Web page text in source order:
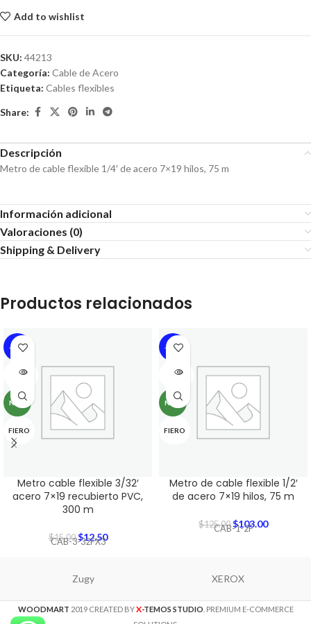
Add to wishlist
SKU: 44213
Categoría: Cable de Acero
Etiqueta: Cables flexibles
Share:
Descripción
Metro de cable flexible 1/4′ de acero 7×19 hilos, 75 m
Información adicional
Valoraciones (0)
Shipping & Delivery
Productos relacionados
-17%
SOLD
NEW
FIERO
Metro cable flexible 3/32′
acero 7×19 recubierto PVC,
300 m
$15.00 $12.50
CAB-3-32FX3
-18%
SOLD
NEW
FIERO
Metro de cable flexible 1/2′
de acero 7×19 hilos, 75 m
$125.00 $103.00
CAB-1-2F
Zugy XEROX
WOODMART 2019 CREATED BYX-TEMOS STUDIO . PREMIUM E-COMMERCE